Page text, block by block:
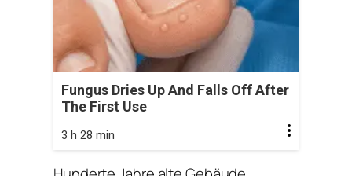
Fungus Dries Up And Falls Off After
The First Use
3 h 28 min